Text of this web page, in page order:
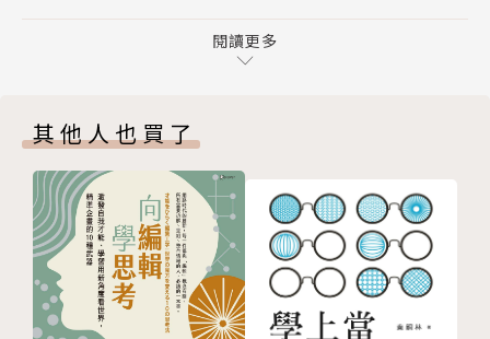
多聲帶語言能力，事事無往不利
第三章 從言簡意賅到出口成章
以邏輯、條理方式，精確說出重點
恰當的措辭用語，修飾、包裝話語內容
古今用語兼備，博得滿堂采
平時多背多記，詞窮說不出漂亮話
第四章 會說好聽話，人緣處處佳
說話像花錢一樣，要用在刀口上
全天下的女兒，不會喜歡「當」媽媽的妹妹
閱讀更多
其他人也買了